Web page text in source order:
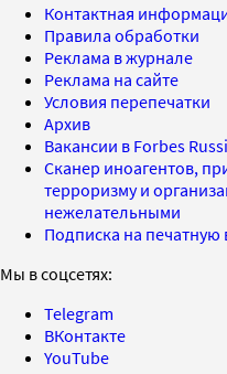
Контактная
Правила обработки
Реклама в журнале
Реклама на сайте
Условия перепечатки
Архив
Вакансии в Forbes
Сканер иноагентов,
терроризму и
нежелательными
Подписка на
Мы в соцсетях:
Telegram
ВКонтакте
YouTube